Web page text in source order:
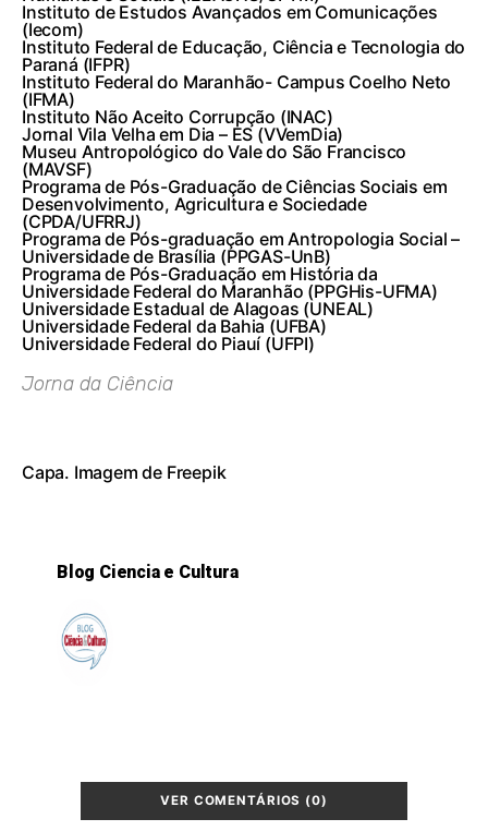
Instituto de Estudos Avançados em Comunicações
(Iecom)
Instituto Federal de Educação, Ciência e Tecnologia do
Paraná (IFPR)
Instituto Federal do Maranhão- Campus Coelho Neto
(IFMA)
Instituto Não Aceito Corrupção (INAC)
Jornal Vila Velha em Dia – ES (VVemDia)
Museu Antropológico do Vale do São Francisco
(MAVSF)
Programa de Pós-Graduação de Ciências Sociais em
Desenvolvimento, Agricultura e Sociedade
(CPDA/UFRRJ)
Programa de Pós-graduação em Antropologia Social –
Universidade de Brasília (PPGAS-UnB)
Programa de Pós-Graduação em História da
Universidade Federal do Maranhão (PPGHis-UFMA)
Universidade Estadual de Alagoas (UNEAL)
Universidade Federal da Bahia (UFBA)
Universidade Federal do Piauí (UFPI)
Jorna da Ciência
Capa. Imagem de Freepik
Blog Ciencia e Cultura
VER COMENTÁRIOS (0)